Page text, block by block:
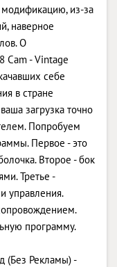
из-за
наверное
О
Cam - Vintage
себе
в стране
загрузка точно
Попробуем
Первое - это
Второе - бок
Третье -
управления.
программу.
(Без Рекламы) -